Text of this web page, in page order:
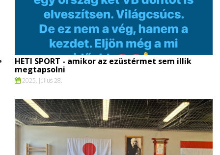
HETI SPORT - amikor az ezüstérmet sem illik
megtapsolni
2025. július 28.